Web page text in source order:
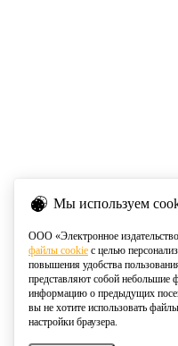
Мы используем
ООО «Электронное
файлы cookie с целью
повышения удобства
представляют собой небольшие
информацию о предыдущих
вы не хотите использовать
настройки браузера.